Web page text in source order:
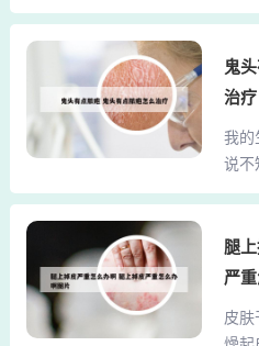
经性
大
有以
物毛
出
疗皮
病
医院
医院
最好
分。
二院
感性
4、
鬼
治疗
我的
说不
可能
垢及
往使
是红
腿
严
皮肤